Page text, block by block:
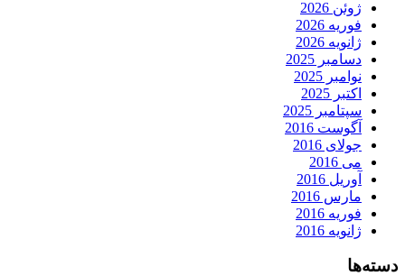
ژوئن 2026
فوریه 2026
ژانویه 2026
دسامبر 2025
نوامبر 2025
اکتبر 2025
سپتامبر 2025
آگوست 2016
جولای 2016
می 2016
آوریل 2016
مارس 2016
فوریه 2016
ژانویه 2016
دسته‌ها